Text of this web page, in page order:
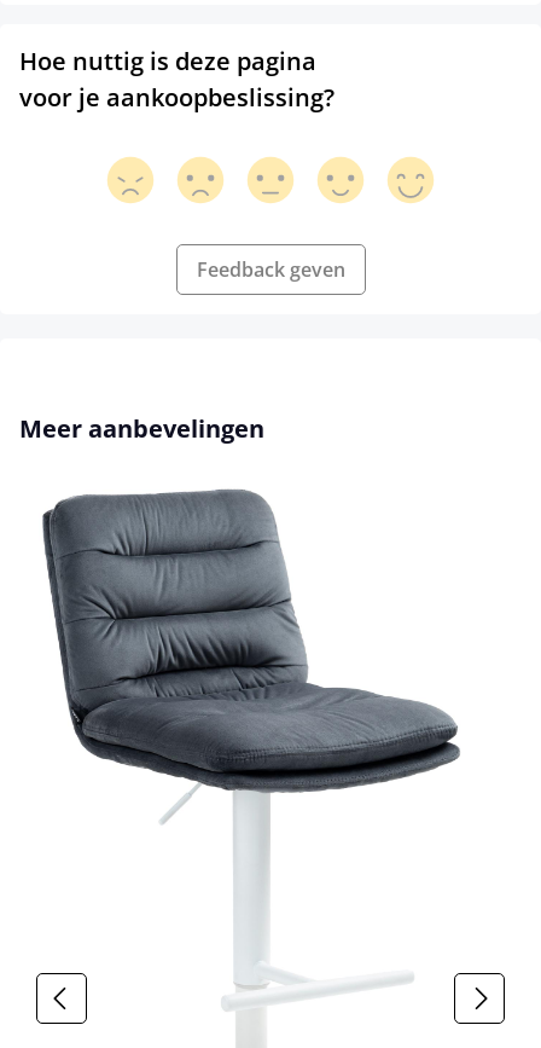
Hoe nuttig is deze pagina
voor je aankoopbeslissing?
Feedback geven
Productgalerij overslaan
Meer aanbevelingen